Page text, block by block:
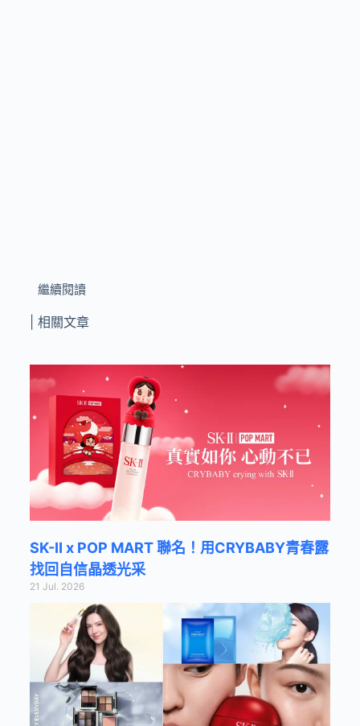
繼續閱讀
| 相關文章
SK-II x POP MART 聯名！用CRYBABY青春露
找回自信晶透光采
21 Jul. 2026